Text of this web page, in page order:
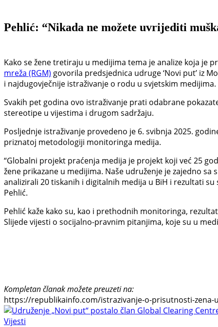
Pehlić: “Nikada ne možete uvrijediti
Kako se žene tretiraju u medijima tema je analize koja je
mreža (RGM) govorila predsjednica udruge ‘Novi put’ iz
i najdugovječnije istraživanje o rodu u svjetskim medijima.
Svakih pet godina ovo istraživanje prati odabrane
stereotipe u vijestima i drugom sadržaju.
Posljednje istraživanje provedeno je 6. svibnja 2025.
priznatoj metodologiji monitoringa medija.
“Globalni projekt praćenja medija je projekt koji već 25
žene prikazane u medijima. Naše udruženje je zajedno
analizirali 20 tiskanih i digitalnih medija u BiH i rezultati
Pehlić.
Pehlić kaže kako su, kao i prethodnih monitoringa,
Slijede vijesti o socijalno-pravnim pitanjima, koje su u
Kompletan članak možete preuzeti na:
https://republikainfo.com/istrazivanje-o-prisutnosti-
Vijesti